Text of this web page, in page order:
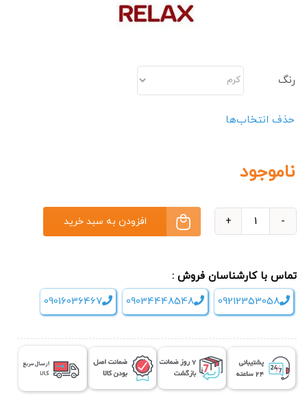
رنگ
حذف انتخاب‌ها
ناموجود
نیم
دایره
ماساژ
ریلکس
Relax
عدد
افزودن به سبد خرید
تماس با کارشناسان فروش :
09212353058
09034448548
09016036467